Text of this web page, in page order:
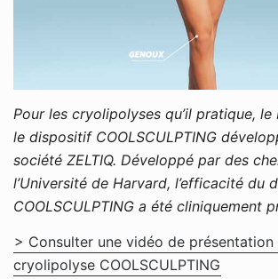
Pour les cryolipolyses qu’il pratique, le
le dispositif COOLSCULPTING
société ZELTIQ. Développé par des
l’Université de Harvard, l’efficacité du
COOLSCULPTING a été cliniquement
> Consulter une vidéo de
cryolipolyse COOLSCULPTING